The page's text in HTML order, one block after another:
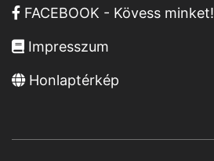
FACEBOOK - Kövess minket!
Impresszum
Honlaptérkép